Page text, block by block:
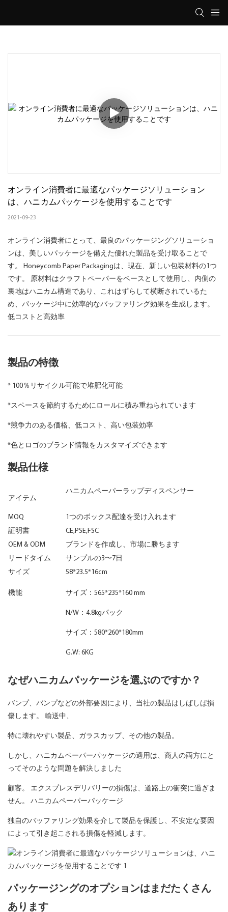
オンライン消費者に最適なパッケージソリューション
は、ハニカムパッケージを使用することです
2021-09-23
オンライン消費者にとって、最良のパッケージングソリューショ
ンは、美しいパッケージを備えた優れた製品を受け取ることで
す。 Honeycomb Paper Packagingは、現在、新しい包装材料の1つ
です。 原材料はクラフトペーパーをベースとして使用し、内側の
裏地はハニカム構造であり、これはずらして横断されているた
め、パッケージ中に効率的なバッファリング効果を生成します。
低コストと高効率
製品の特徴
* 100％リサイクル可能で堆肥化可能
*スペースを節約するためにロールに積み重ねられています
*競争力のある価格、低コスト、高い包装効率
*色とロゴのブランド情報をカスタマイズできます
製品仕様
アイテム
ハニカムペーパーラップディスペンサー
MOQ
1つのボックス配達を受け入れます
証明書
CE,PSE,FSC
OEM & ODM
ブランドを作成し、市場に勝ちます
リードタイム
サンプルの3〜7日
サイズ
58*23.5*16cm
機能 サイズ：565*235*160 mm
N/W：4.8kgパック
サイズ：580*260*180mm
G.W: 6KG
なぜハニカムパッケージを選ぶのですか？
バンプ、バンプなどの外部要因により、当社の製品はしばしば損
傷します。 輸送中、
特に壊れやすい製品、ガラスカップ、その他の製品。
しかし、ハニカムペーパーパッケージの適用は、商人の両方にと
ってそのような問題を解決しました
顧客。 エクスプレスデリバリーの損傷は、道路上の衝突に過ぎま
せん。 ハニカムペーパーパッケージ
独自のバッファリング効果を介して製品を保護し、不安定な要因
によって引き起こされる損傷を軽減します。
パッケージングのオプションはまだたくさん
あります